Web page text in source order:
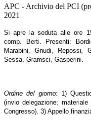
APC - Archivio del PCI
2021
Si apre la seduta alle ore
comp. Berti. Presenti:
Marabini, Gnudi, Repossi,
Sessa, Gramsci, Gasperini.
Ordine del giorno: 1)
(invio delegazione;
Congresso). 3) Appello